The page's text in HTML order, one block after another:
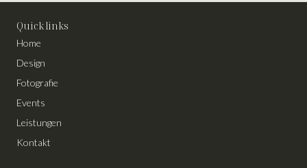
Home
Design
Fotografie
Events
Leistungen
Kontakt
Quick links